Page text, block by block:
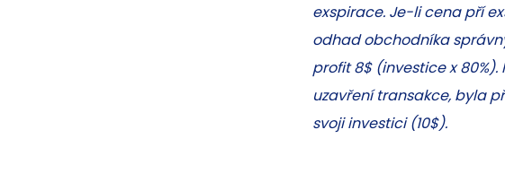
exspirace. Je-li cena pří
odhad obchodníka
profit 8$ (investice x
uzavření transakce, byla
svoji investici (10$).